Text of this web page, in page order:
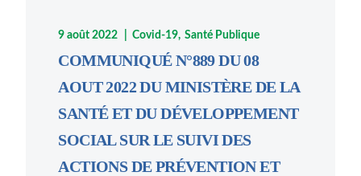
9 août 2022 Covid-19 Santé Publique
COMMUNIQUÉ N°889 DU 08
AOUT 2022 DU MINISTÈRE DE LA
SANTÉ ET DU DÉVELOPPEMENT
SOCIAL SUR LE SUIVI DES
ACTIONS DE PRÉVENTION ET